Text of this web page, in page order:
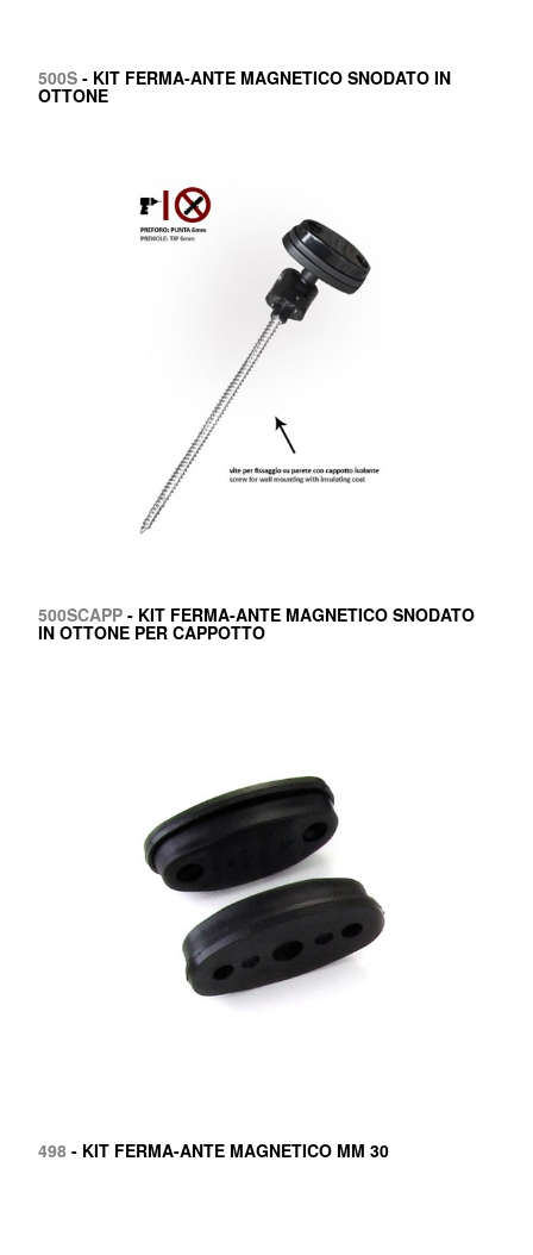
500S- KIT FERMA-ANTE MAGNETICO SNODATO IN
OTTONE
500SCAPP- KIT FERMA-ANTE MAGNETICO SNODATO
IN OTTONE PER CAPPOTTO
498- KIT FERMA-ANTE MAGNETICO MM 30